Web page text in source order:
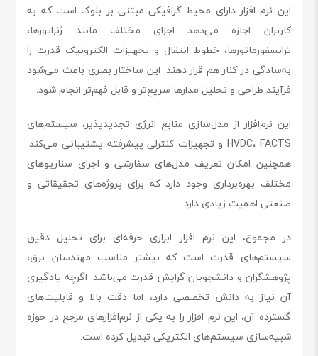
این نرم افزار دارای محیط گرافیکی مبتنی بر بلوک است که به
کاربران اجازه می‌دهد اجزای مختلف مانند ژنراتورها،
ترانسفورماتورها، خطوط انتقال و تجهیزات الکترونیک قدرت را
به‌سادگی در کنار هم قرار دهند. این ساختار بصری باعث می‌شود
فرآیند طراحی و تحلیل مدارها سریع‌تر و قابل فهم‌تر انجام شود.
این نرم‌افزار از مدل‌سازی منابع انرژی تجدیدپذیر، سیستم‌های
HVDC، FACTS و تجهیزات کنترلی پیشرفته پشتیبانی می‌کند.
همچنین امکان تعریف مدل‌های سفارشی و اجرای سناریوهای
مختلف بهره‌برداری وجود دارد که برای پروژه‌های تحقیقاتی و
صنعتی اهمیت زیادی دارد.
در مجموع، این نرم افزار ابزاری حرفه‌ای برای تحلیل دقیق
سیستم‌های قدرت است که بیشتر مناسب مهندسان برق،
پژوهشگران و دانشجویان گرایش قدرت می‌باشد. اگرچه یادگیری
آن نیاز به دانش تخصصی دارد، اما دقت بالا و قابلیت‌های
گسترده آن، این نرم افزار را به یکی از نرم‌افزارهای مرجع در حوزه
شبیه‌سازی سیستم‌های الکتریکی تبدیل کرده است.